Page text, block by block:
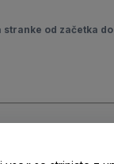
stranke od začetka do